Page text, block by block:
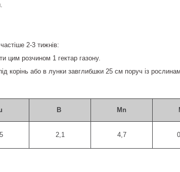
2-3 тижнів:
цим розчином 1 гектар газону.
корінь або в лунки завглибшки 25 см поруч із
В Mn
2,1 4,7